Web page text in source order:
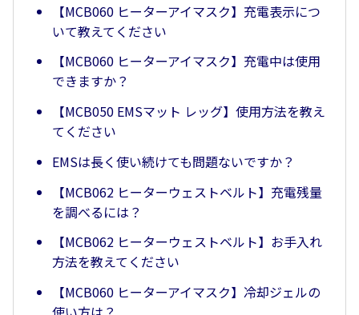
【MCB060 ヒーターアイマスク】充電表示につ
いて教えてください
【MCB060 ヒーターアイマスク】充電中は使用
できますか？
【MCB050 EMSマット レッグ】使用方法を教え
てください
EMSは長く使い続けても問題ないですか？
【MCB062 ヒーターウェストベルト】充電残量
を調べるには？
【MCB062 ヒーターウェストベルト】お手入れ
方法を教えてください
【MCB060 ヒーターアイマスク】冷却ジェルの